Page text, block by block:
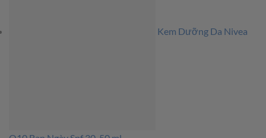
Kem Dưỡng Da Nivea